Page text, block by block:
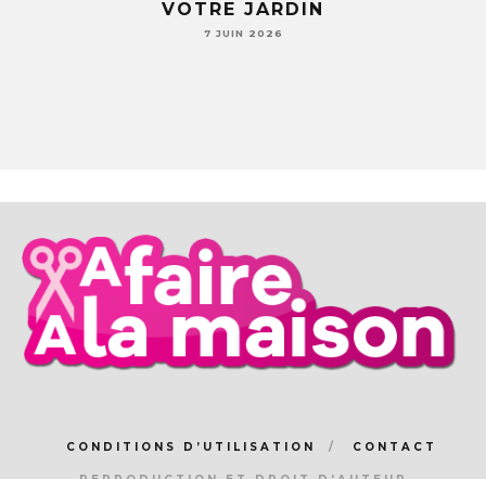
VOTRE JARDIN
7 JUIN 2026
CONDITIONS D’UTILISATION CONTACT